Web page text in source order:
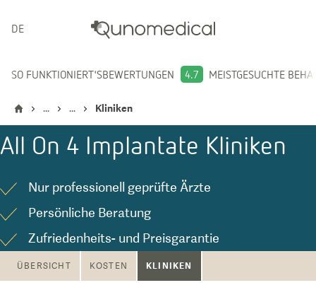
DEUTSCH
SO FUNKTIONIERT'SBEWERTUNGEN 4.7 MEISTGESUCHTE
... ... Kliniken
All On 4 Implantate Kliniken
Nur professionell geprüfte Ärzte
Persönliche Beratung
Zufriedenheits- und Preisgarantie
ÜBERSICHT KOSTEN KLINIKEN